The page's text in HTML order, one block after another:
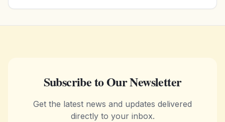
Subscribe to Our Newsletter
Get the latest news and updates delivered
directly to your inbox.